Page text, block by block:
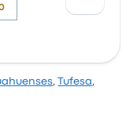
ett 3.6-
,Tufesa,